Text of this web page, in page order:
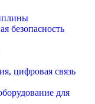
безопасность
цифровая связь
для